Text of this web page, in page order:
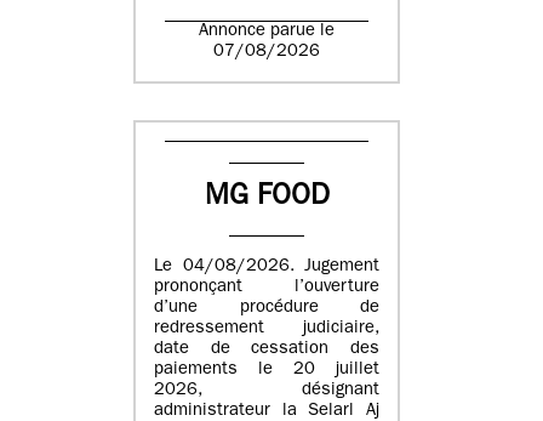
Annonce parue le
07/08/2026
MG FOOD
Le 04/08/2026. Jugement
prononçant l’ouverture
d’une procédure de
redressement judiciaire,
date de cessation des
paiements le 20 juillet
2026, désignant
administrateur la Selarl Aj